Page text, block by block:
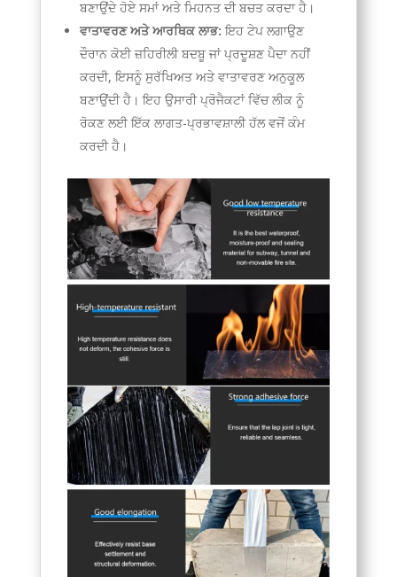
ਬਣਾਉਂਦੇ ਹੋਏ ਸਮਾਂ ਅਤੇ ਮਿਹਨਤ ਦੀ ਬਚਤ ਕਰਦਾ ਹੈ।
ਵਾਤਾਵਰਣ ਅਤੇ ਆਰਥਿਕ ਲਾਭ: ਇਹ ਟੇਪ ਲਗਾਉਣ
ਦੌਰਾਨ ਕੋਈ ਜ਼ਹਿਰੀਲੀ ਬਦਬੂ ਜਾਂ ਪ੍ਰਦੂਸ਼ਣ ਪੈਦਾ ਨਹੀਂ
ਕਰਦੀ, ਇਸਨੂੰ ਸੁਰੱਖਿਅਤ ਅਤੇ ਵਾਤਾਵਰਣ ਅਨੁਕੂਲ
ਬਣਾਉਂਦੀ ਹੈ। ਇਹ ਉਸਾਰੀ ਪ੍ਰੋਜੈਕਟਾਂ ਵਿੱਚ ਲੀਕ ਨੂੰ
ਰੋਕਣ ਲਈ ਇੱਕ ਲਾਗਤ-ਪ੍ਰਭਾਵਸ਼ਾਲੀ ਹੱਲ ਵਜੋਂ ਕੰਮ
ਕਰਦੀ ਹੈ।